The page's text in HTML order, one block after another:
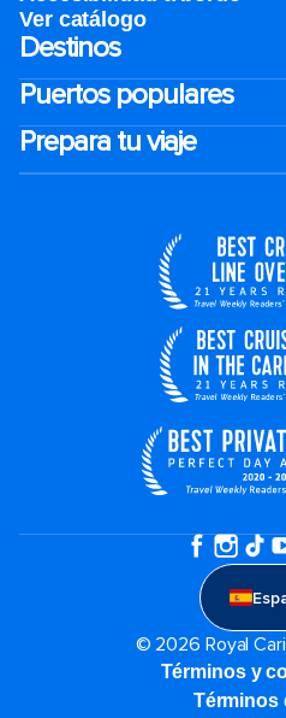
Ver catálogo
Destinos
Puertos populares
Prepara tu viaje
© 2026 Royal
Términos y
Términos